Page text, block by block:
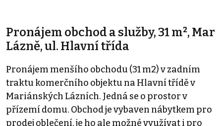
Pronájem obchod a služby, 31 m², Mar
Lázně, ul. Hlavní třída
Pronájem menšího obchodu (31 m2) v zadním
traktu komerčního objektu na Hlavní třídě v
Mariánských Lázních. Jedná se o prostor v
přízemí domu. Obchod je vybaven nábytkem pro
prodej oblečení, je ho ale možné využívat i pro